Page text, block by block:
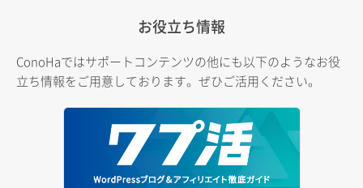
お役立ち情報
ConoHaではサポートコンテンツの他にも以下のようなお役
立ち情報をご用意しております。ぜひご活用ください。